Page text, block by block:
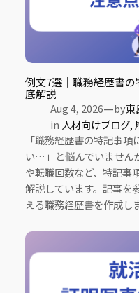
例文7選｜職務経歴書
底解説
Aug 4, 2026—by東
in 人材向けブログ,
「職務経歴書の特記事
い…」と悩んでいません
や転職回数など、特記事
解説しています。記事を
える職務経歴書を作成し